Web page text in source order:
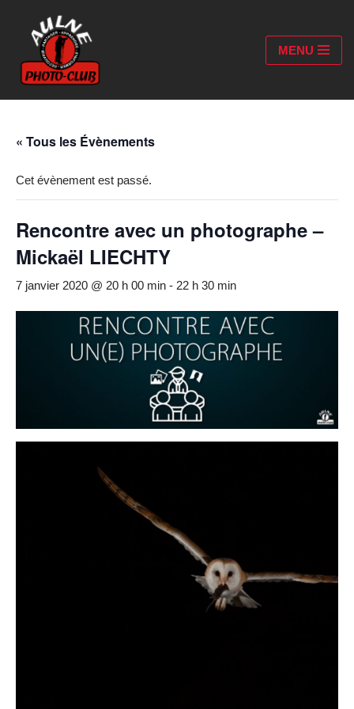
Aller
au
contenu
MENU
« Tous les Évènements
Cet évènement est passé.
Rencontre avec un photographe –
Mickaël LIECHTY
7 janvier 2020 @ 20 h 00 min - 22 h 30 min